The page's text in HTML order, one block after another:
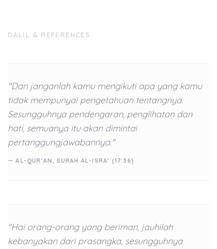
DALIL & REFERENCES
"Dan janganlah kamu mengikuti apa yang kamu
tidak mempunyai pengetahuan tentangnya.
Sesungguhnya pendengaran, penglihatan dan
hati, semuanya itu akan dimintai
pertanggungjawabannya."
— AL-QUR'AN, SURAH AL-ISRA' (17:36)
"Hai orang-orang yang beriman, jauhilah
kebanyakan dari prasangka, sesungguhnya